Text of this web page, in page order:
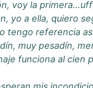
voy la
yo a ella, quiero
tengo referencia
muy pesadín,
funciona al cien